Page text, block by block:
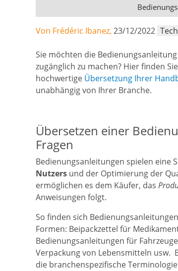
Von Frédéric Ibanez, 23/12/2022
Sie möchten die
zugänglich zu machen? Hier finden
hochwertige Übersetzung Ihrer
unabhängig von Ihrer Branche.
Übersetzen einer
Fragen
Bedienungsanleitungen spielen eine
Nutzers und der Optimierung der
ermöglichen es dem Käufer, das
Anweisungen folgt.
So finden sich Bedienungsanleitungen
Formen: Beipackzettel für
Bedienungsanleitungen für
Verpackung von Lebensmitteln usw.
die branchenspezifische